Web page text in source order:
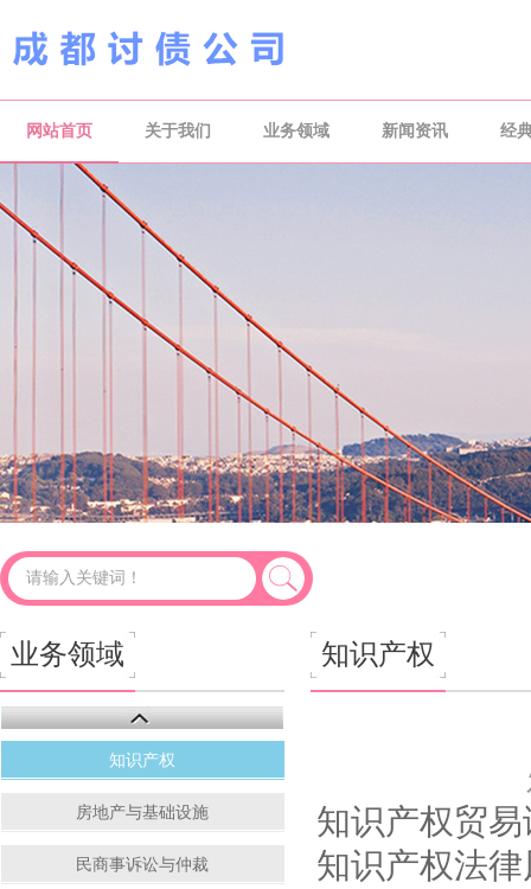
网站首页 关于我们 业务领域 新闻资讯 经
业务领域
知识产权
房地产与基础设施
民商事诉讼与仲裁
知识产权
知识产权贸
知识产权法